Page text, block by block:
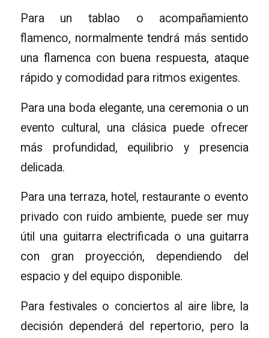
Para un tablao o acompañamiento
flamenco, normalmente tendrá más sentido
una flamenca con buena respuesta, ataque
rápido y comodidad para ritmos exigentes.
Para una boda elegante, una ceremonia o un
evento cultural, una clásica puede ofrecer
más profundidad, equilibrio y presencia
delicada.
Para una terraza, hotel, restaurante o evento
privado con ruido ambiente, puede ser muy
útil una guitarra electrificada o una guitarra
con gran proyección, dependiendo del
espacio y del equipo disponible.
Para festivales o conciertos al aire libre, la
decisión dependerá del repertorio, pero la